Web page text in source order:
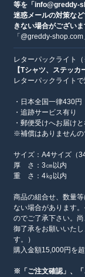
等を「info@greddy-
迷惑メールの対策な
きない場合がございま
「@greddy-
レターパックライト
【Tシャツ、ステッカ
レターパックライトで
・日本全国一律430円
・追跡サービス有り
・郵便受けへお届け
※補償はありません
サイズ：A4サイズ（
厚 さ：3㎝以内
重 さ：4㎏以内
商品の組合せ、数量
ない場合があります
のでご了承下さい。
御了承をお願いいた
す。）
購入金額15,000円を
※「ご注文確認」、「